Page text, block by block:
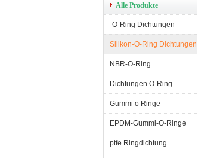
Alle Produkte
-O-Ring Dichtungen
Silikon-O-Ring Dichtungen
NBR-O-Ring
Dichtungen O-Ring
Gummi o Ringe
EPDM-Gummi-O-Ringe
ptfe Ringdichtung